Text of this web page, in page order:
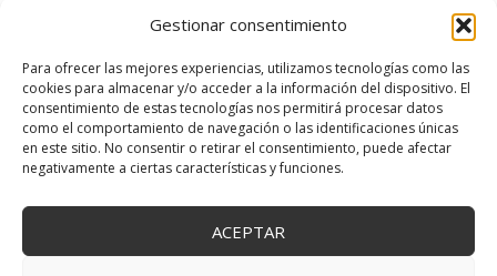
Gestionar consentimiento
Para ofrecer las mejores experiencias, utilizamos tecnologías como las
cookies para almacenar y/o acceder a la información del dispositivo. El
consentimiento de estas tecnologías nos permitirá procesar datos
como el comportamiento de navegación o las identificaciones únicas
en este sitio. No consentir o retirar el consentimiento, puede afectar
negativamente a ciertas características y funciones.
ACEPTAR
DESIREE MARTÍN